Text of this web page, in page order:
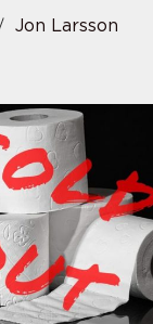
Jon Larsson